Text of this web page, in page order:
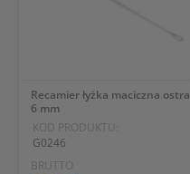
Recamier łyżka maciczna ostra
6 mm
KOD PRODUKTU:
G0246
BRUTTO